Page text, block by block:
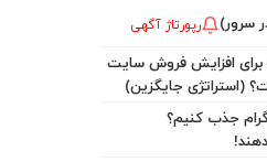
سرور) رپورتاژ آگهی
برای افزایش فروش سایت
(استراتژی جایگزین)
جذب کنیم؟